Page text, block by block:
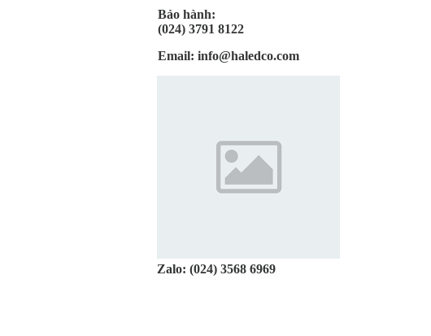
Bảo hành:
(024) 3791 8122
Email: info@haledco.com
Zalo: (024) 3568 6969